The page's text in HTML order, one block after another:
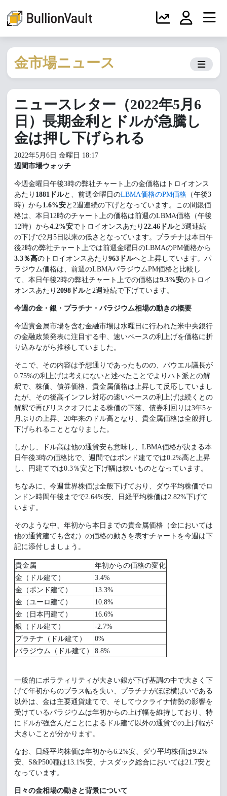
金市場ニュース
ニュースレター（2022年5月6
日）長期金利とドルが急騰し
金は押し下げられる
2022年5月6日 金曜日 18:17
週間市場ウォッチ
今週金曜日午後3時の弊社チャート上の金価格はトロイオンス
あたり 1881ドルと、前週金曜日のLBMA価格のPM価格 （午後3
時）から 1.6%安と2週連続の下げとなっています。この間銀価
格は、本日12時のチャート上の価格は前週のLBMA価格（午後
12時）から4.2%安でトロイオンスあたり 22.46ドルと3週連続
の下げで2月5日以来の低さとなっています。プラチナは本日午
後2時の弊社チャート上では前週金曜日のLBMAのPM価格から
3.3％高のトロイオンスあたり 963ドルへと上昇しています。パ
ラジウム価格は、前週のLBMAパラジウムPM価格と比較し
て、本日午後2時の弊社チャート上での価格は9.3%安のトロイ
オンスあたり 2098ドルと2週連続で下げています。
今週の金・銀・プラチナ・パラジウム相場の動きの概要
今週貴金属市場を含む金融市場は水曜日に行われた米中央銀行
の金融政策発表に注目する中、速いペースの利上げを価格に折
り込みながら推移していました。
そこで、その内容は予想通りであったものの、パウエル議長が
0.75%の利上げは考えにないと述べたことでよりハト派との解
釈で、株価、債券価格、貴金属価格は上昇して反応していまし
たが、その後高インフレ対応の速いペースの利上げは続くとの
解釈で再びリスクオフによる株価の下落、債券利回りは3年5ヶ
月ぶりの上昇、20年来のドル高となり、貴金属価格は全般押し
下げられることとなりました。
しかし、ドル高は他の通貨安も意味し、LBMA価格が決まる本
日午後3時の価格比で、週間ではポンド建てでは0.2%高と上昇
し、円建てでは0.3％安と下げ幅は狭いものとなっています。
ちなみに、今週世界株価は全般下げており、ダウ平均株価でロ
ンドン時間午後までで2.64%安、日経平均株価は2.82%下げて
います。
そのような中、年初から本日までの貴金属価格（金においては
他の通貨建ても含む）の価格の動きを表すチャートを今週は下
記に添付しましょう。
貴金属
年初からの価格の変化
金（ドル建て）
3.4%
金（ポンド建て）
13.3%
金（ユーロ建て）
10.8%
金（日本円建て）
16.6%
銀（ドル建て）
-2.7%
プラチナ（ドル建て）
0%
パラジウム（ドル建て）
8.8%
一般的にボラティリティが大きい銀が下げ基調の中で大きく下
げて年初からのプラス幅を失い、プラチナがほぼ横ばいである
以外は、金は主要通貨建てで、そしてウクライナ情勢の影響を
受けているパラジウムは年初からの上げ幅を維持しており、特
にドルが強含んだことによるドル建て以外の通貨での上げ幅が
大きいことが分かります。
なお、日経平均株価は年初から6.2%安、ダウ平均株価は9.2%
安、S&P500種は13.1%安、ナスダック総合においては21.7安と
なっています。
日々の金相場の動きと背景について